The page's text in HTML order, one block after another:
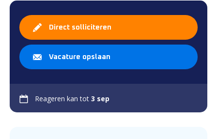
Direct solliciteren
Vacature opslaan
Reageren kan tot 3 sep